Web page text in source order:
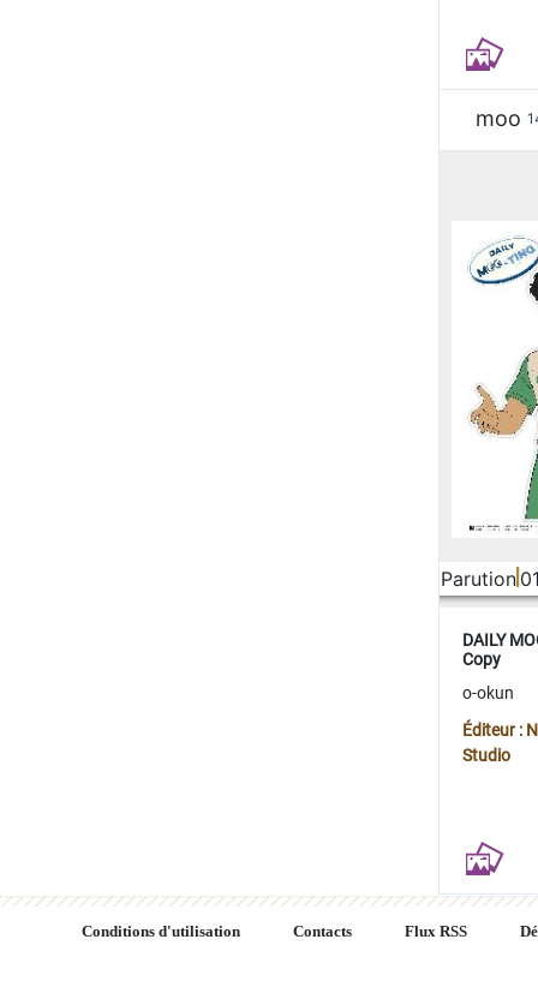
moo
Parution
DAILY
Copy
o-okun
Éditeur :
Studio
Conditions d'utilisation Contacts Flux RSS